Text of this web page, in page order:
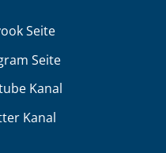
Seite
Seite
Kanal
Kanal